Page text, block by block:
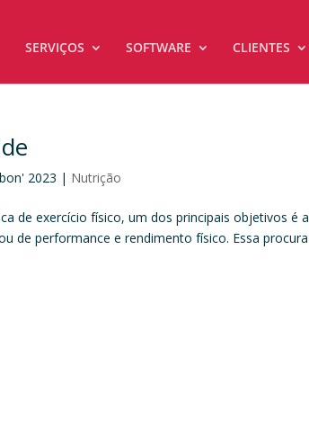
SERVIÇOS SOFTWARE CLIENTES
2023 | Nutrição
de exercício físico, um dos principais objetivos é a
de performance e rendimento físico. Essa procura